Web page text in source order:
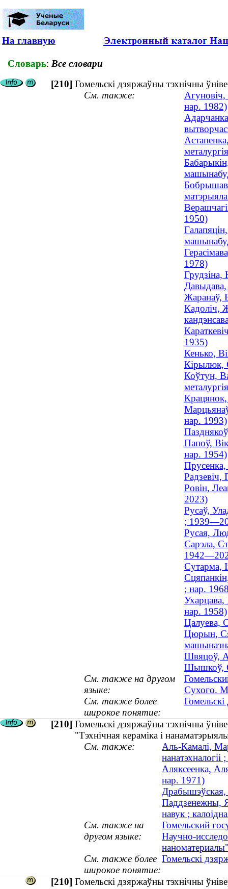
На главную
Словарь: Все словари
[210] Гомельскі дзяржаўны тэхнічны
См. также:
Агуновіч,
нар. 1982)
1950)
1978)
Грудзіна,
Давыдава,
Жаранаў,
Кадоліч,
1935)
Кенько,
Кірылюк,
Коўтун,
нар. 1993)
Папоў,
нар. 1954)
Прусенка,
Радзевіч,
Ровін,
2023)
Русаў,
;
Русая,
Сарэла,
Сутарма,
; нар.
Ухарцава,
нар. 1958)
Цалуева,
Цюрын,
Швяцоў,
Шышкоў,
См. также на другом
языке:
Сухого.
См. также более
широкое понятие:
[210] Гомельскі дзяржаўны тэхнічны
"Тэхнічная кераміка і
См. также:
Аль-Камалі,
Аляксеенка,
нар. 1971)
Драбышэўская,
Паддзенежны,
навук ;
См. также на
другом языке:
Гомельский
Научно-
См. также более
широкое понятие:
Гомельскі
[210] Гомельскі дзяржаўны тэхнічны